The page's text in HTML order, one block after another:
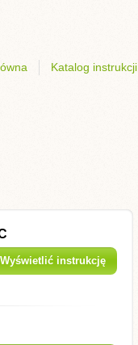
Katalog instrukcji
Wyświetlić instrukcję